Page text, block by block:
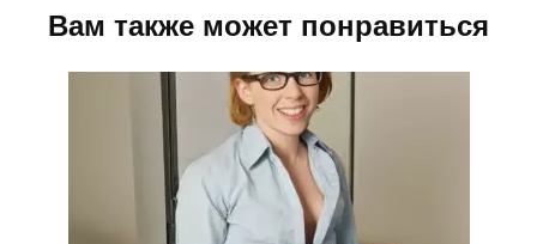
Вам также может понравиться